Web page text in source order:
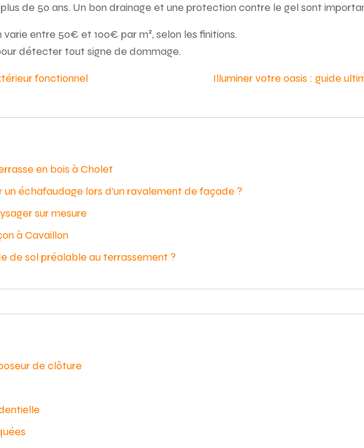
de 50 ans. Un bon drainage et une protection contre le gel sont
entre 50€ et 100€ par m², selon les finitions.
détecter tout signe de dommage.
fonctionnel
Illuminer votre oasis : guide
en bois à Cholet
échafaudage lors d’un ravalement de façade ?
sur mesure
à Cavaillon
de sol préalable au terrassement ?
de clôture